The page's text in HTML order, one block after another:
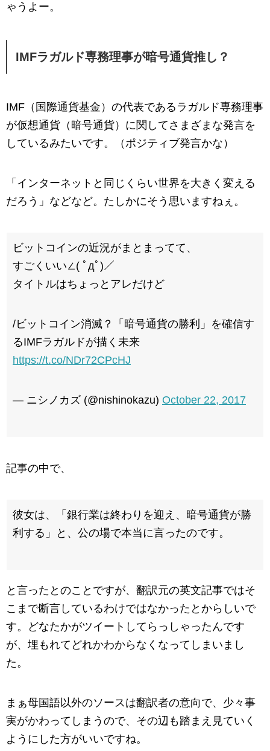
ゃうよー。
IMFラガルド専務理事が暗号通貨推し？
IMF（国際通貨基金）の代表であるラガルド専務理事
が仮想通貨（暗号通貨）に関してさまざまな発言を
しているみたいです。（ポジティブ発言かな）
「インターネットと同じくらい世界を大きく変える
だろう」などなど。たしかにそう思いますねぇ。
ビットコインの近況がまとまってて、
すごくいい∠( ﾟдﾟ)／
タイトルはちょっとアレだけど
/ビットコイン消滅？「暗号通貨の勝利」を確信す
るIMFラガルドが描く未来
https://t.co/NDr72CPcHJ
— ニシノカズ (@nishinokazu) October 22, 2017
記事の中で、
彼女は、「銀行業は終わりを迎え、暗号通貨が勝
利する」と、公の場で本当に言ったのです。
と言ったとのことですが、翻訳元の英文記事ではそ
こまで断言しているわけではなかったとからしいで
す。どなたかがツイートしてらっしゃったんです
が、埋もれてどれかわからなくなってしまいまし
た。
まぁ母国語以外のソースは翻訳者の意向で、少々事
実がかわってしまうので、その辺も踏まえ見ていく
ようにした方がいいですね。